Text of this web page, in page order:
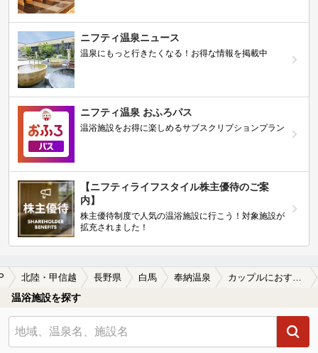
ニフティ温泉ニュース
温泉にもっと行きたくなる！お得な情報を掲載中
ニフティ温泉 おふろパス
温浴施設をお得に楽しめるサブスクリプションプラン
【ニフティライフスタイル株主優待のご案
内】
株主優待制度で人気の温浴施設に行こう！対象施設が
拡充されました！
北陸・甲信越 長野県 白馬 奉納温泉
温浴施設を探す